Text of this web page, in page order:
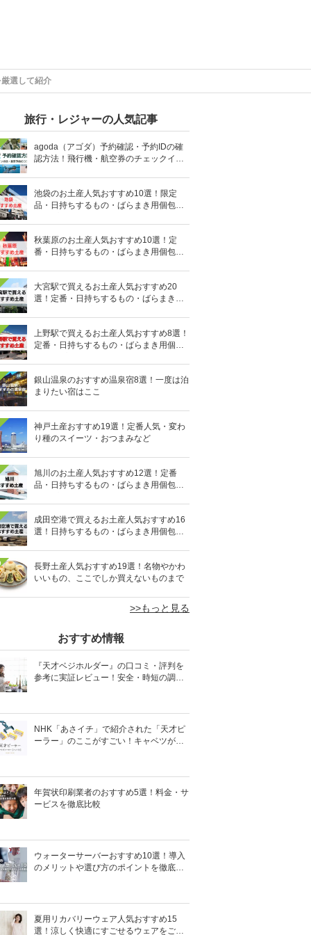
選して紹介
旅行・レジャーの人気記事
agoda（アゴダ）予約確認・予約IDの確
認方法！飛行機・航空券のチェックイン
池袋のお土産人気おすすめ10選！限定
品・日持ちするもの・ばらまき用個包装
秋葉原のお土産人気おすすめ10選！定
番・日持ちするもの・ばらまき用個包装
大宮駅で買えるお土産人気おすすめ20
選！定番・日持ちするもの・ばらまき用
上野駅で買えるお土産人気おすすめ8選！
定番・日持ちするもの・ばらまき用個包
銀山温泉のおすすめ温泉宿8選！一度は泊
まりたい宿はここ
神戸土産おすすめ19選！定番人気・変わ
り種のスイーツ・おつまみなど
旭川のお土産人気おすすめ12選！定番
品・日持ちするもの・ばらまき用個包装
成田空港で買えるお土産人気おすすめ16
選！日持ちするもの・ばらまき用個包装
長野土産人気おすすめ19選！名物やかわ
いいもの、ここでしか買えないものまで
>>もっと見る
おすすめ情報
『天才ベジホルダー』の口コミ・評判を
参考に実証レビュー！安全・時短の調理
NHK「あさイチ」で紹介された「天才ピ
ーラー」のここがすごい！キャベツがほ
年賀状印刷業者のおすすめ5選！料金・サ
ービスを徹底比較
ウォーターサーバーおすすめ10選！導入
のメリットや選び方のポイントを徹底解
夏用リカバリーウェア人気おすすめ15
選！涼しく快適にすごせるウェアをご紹